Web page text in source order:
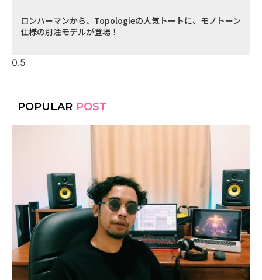
ロンハーマンから、Topologieの人気トートに、モノトーン
仕様の別注モデルが登場！
POPULAR POST